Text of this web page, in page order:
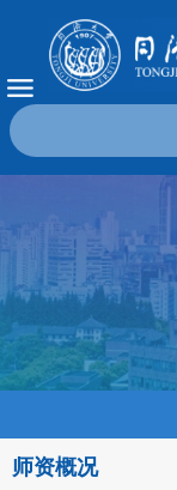
师资概况